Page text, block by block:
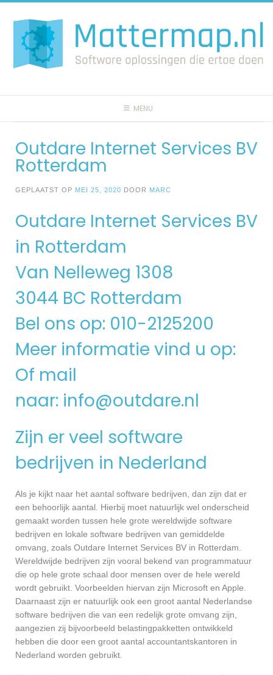
naar
inhoud
MENU
Outdare Internet Services BV
Rotterdam
GEPLAATST OP MEI 25, 2020 DOOR MARC
Outdare Internet Services BV
in Rotterdam
Van Nelleweg 1308
3044 BC Rotterdam
Bel ons op: 010-2125200
Meer informatie vind u op:
Of mail
naar: info@outdare.nl
Zijn er veel software
bedrijven in Nederland
Als je kijkt naar het aantal software bedrijven, dan zijn dat er
een behoorlijk aantal. Hierbij moet natuurlijk wel onderscheid
gemaakt worden tussen hele grote wereldwijde software
bedrijven en lokale software bedrijven van gemiddelde
omvang, zoals Outdare Internet Services BV in Rotterdam.
Wereldwijde bedrijven zijn vooral bekend van programmatuur
die op hele grote schaal door mensen over de hele wereld
wordt gebruikt. Voorbeelden hiervan zijn Microsoft en Apple.
Daarnaast zijn er natuurlijk ook een groot aantal Nederlandse
software bedrijven die van een redelijk grote omvang zijn,
aangezien zij bijvoorbeeld belastingpakketten ontwikkeld
hebben die door een groot aantal accountantskantoren in
Nederland worden gebruikt.